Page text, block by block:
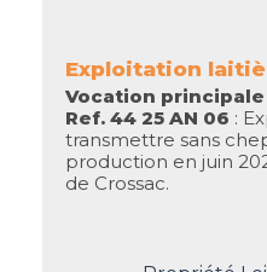
Exploitation
Vocation principale
Ref. 44 25 AN 06 :
transmettre sans
production en juin
de Crossac.